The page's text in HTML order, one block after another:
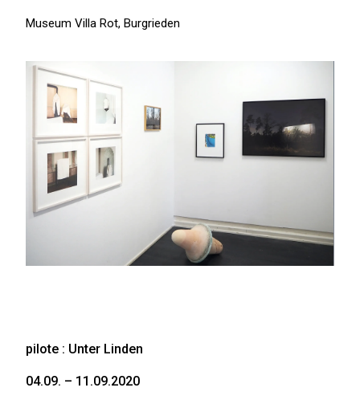
Museum Villa Rot, Burgrieden
pilote : Unter Linden
04.09. – 11.09.2020